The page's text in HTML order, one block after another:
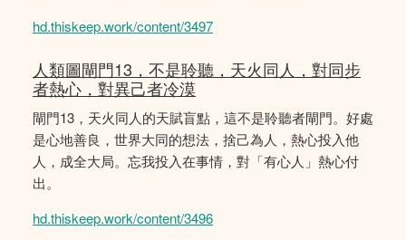
hd.thiskeep.work/content/3497
人類圖閘門13，不是聆聽，天火同人，對同步
者熱心，對異己者冷漠
閘門13，天火同人的天賦盲點，這不是聆聽者閘門。好處
是心地善良，世界大同的想法，捨己為人，熱心投入他
人，成全大局。忘我投入在事情，對「有心人」熱心付
出。
hd.thiskeep.work/content/3496